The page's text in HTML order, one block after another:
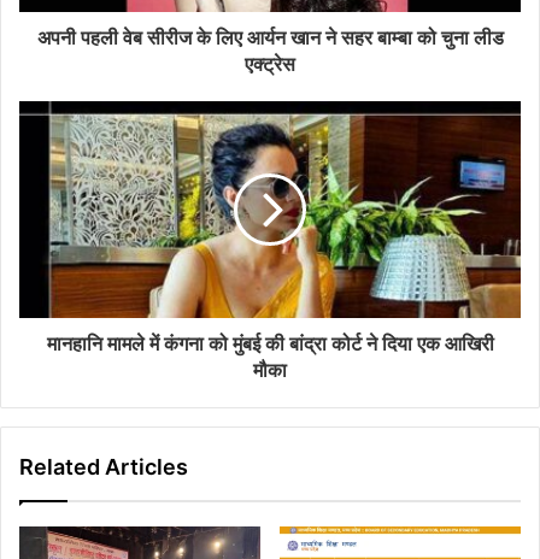
अपनी पहली वेब सीरीज के लिए आर्यन खान ने सहर बाम्‍बा को चुना लीड
एक्‍ट्रेस
मानहानि मामले में कंगना को मुंबई की बांद्रा कोर्ट ने दिया एक आखिरी
मौका
Related Articles